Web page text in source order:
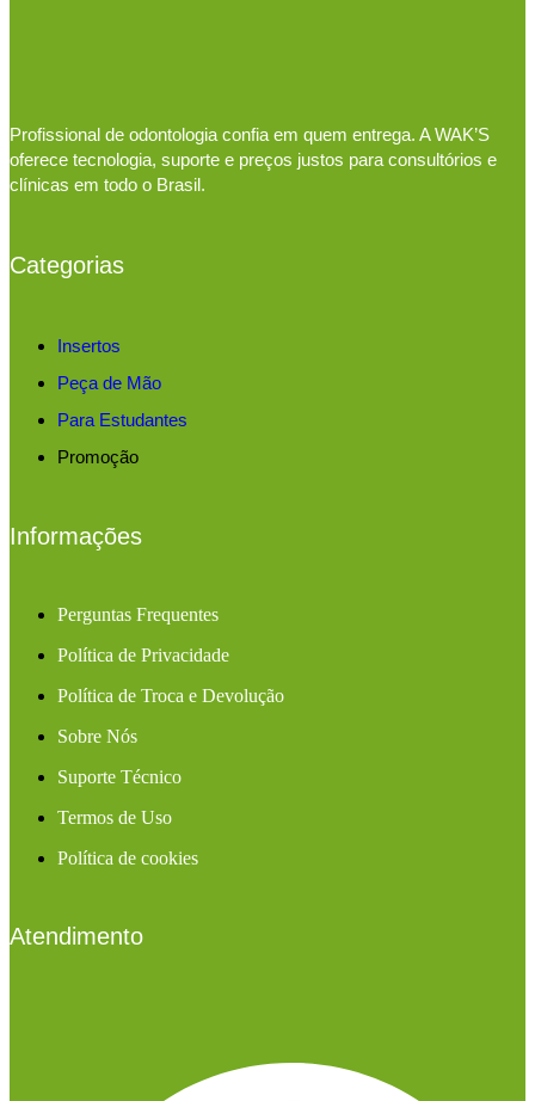
Profissional de odontologia confia em quem entrega. A WAK’S
oferece tecnologia, suporte e preços justos para consultórios e
clínicas em todo o Brasil.
Categorias
Insertos
Peça de Mão
Para Estudantes
Promoção
Informações
Perguntas Frequentes
Política de Privacidade
Política de Troca e Devolução
Sobre Nós
Suporte Técnico
Termos de Uso
Política de cookies
Atendimento